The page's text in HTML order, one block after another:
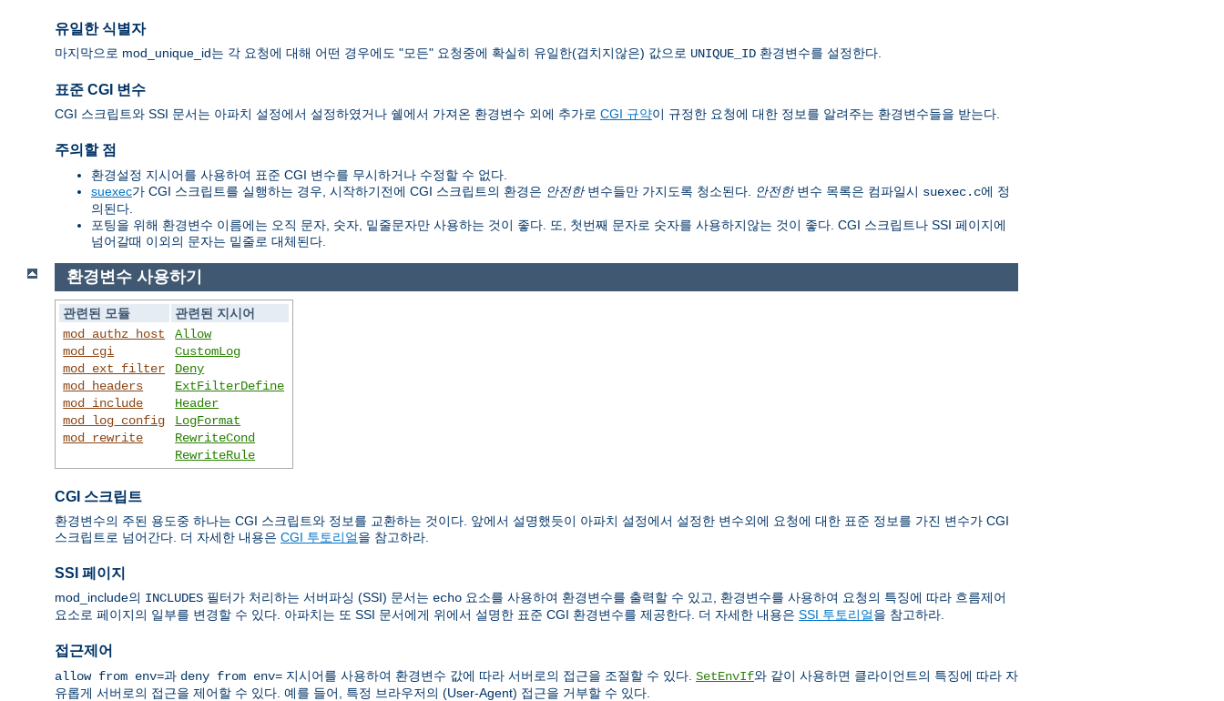
유일한 식별자
마지막으로 mod_unique_id는 각 요청에 대해 어떤 경우에도 "모든" 요청중에 확실히 유일한(겹치지않은) 값으로 UNIQUE_ID 환경변수를 설정한다.
표준 CGI 변수
CGI 스크립트와 SSI 문서는 아파치 설정에서 설정하였거나 쉘에서 가져온 환경변수 외에 추가로 CGI 규약이 규정한 요청에 대한 정보를 알려주는 환경변수들을 받는다.
주의할 점
환경설정 지시어를 사용하여 표준 CGI 변수를 무시하거나 수정할 수 없다.
suexec가 CGI 스크립트를 실행하는 경우, 시작하기전에 CGI 스크립트의 환경은 안전한변수들만 가지도록 청소된다. 안전한변수 목록은 컴파일시 suexec.c에 정
의된다.
포팅을 위해 환경변수 이름에는 오직 문자, 숫자, 밑줄문자만 사용하는 것이 좋다. 또, 첫번째 문자로 숫자를 사용하지않는 것이 좋다. CGI 스크립트나 SSI 페이지에
넘어갈때 이외의 문자는 밑줄로 대체된다.
환경변수 사용하기
관련된 모듈
관련된 지시어
mod_authz_host
mod_cgi
mod_ext_filter
mod_headers
mod_include
mod_log_config
mod_rewrite
Allow
CustomLog
Deny
ExtFilterDefine
Header
LogFormat
RewriteCond
RewriteRule
CGI 스크립트
환경변수의 주된 용도중 하나는 CGI 스크립트와 정보를 교환하는 것이다. 앞에서 설명했듯이 아파치 설정에서 설정한 변수외에 요청에 대한 표준 정보를 가진 변수가 CGI
스크립트로 넘어간다. 더 자세한 내용은 CGI 투토리얼을 참고하라.
SSI 페이지
mod_include의 INCLUDES 필터가 처리하는 서버파싱 (SSI) 문서는 echo 요소를 사용하여 환경변수를 출력할 수 있고, 환경변수를 사용하여 요청의 특징에 따라 흐름제어
요소로 페이지의 일부를 변경할 수 있다. 아파치는 또 SSI 문서에게 위에서 설명한 표준 CGI 환경변수를 제공한다. 더 자세한 내용은 SSI 투토리얼을 참고하라.
접근제어
allow from env=과 deny from env= 지시어를 사용하여 환경변수 값에 따라 서버로의 접근을 조절할 수 있다. SetEnvIf와 같이 사용하면 클라이언트의 특징에 따라 자
유롭게 서버로의 접근을 제어할 수 있다. 예를 들어, 특정 브라우저의 (User-Agent) 접근을 거부할 수 있다.